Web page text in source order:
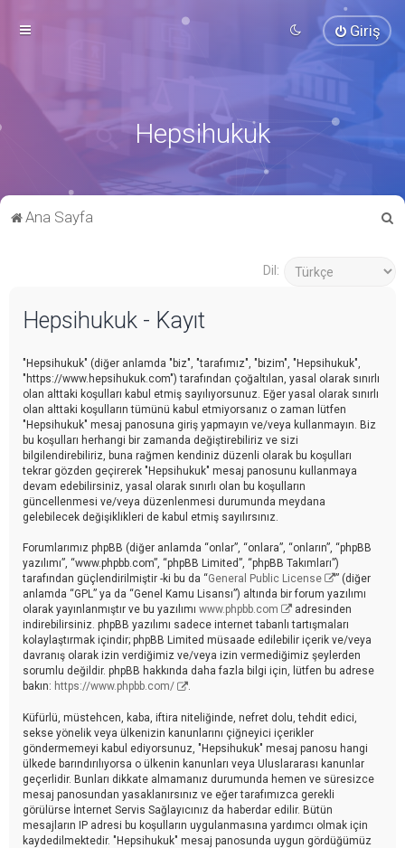
Giriş
Hepsihukuk
Ana Sayfa
Dil:
Hepsihukuk - Kayıt
"Hepsihukuk" (diğer anlamda "biz", "tarafımız", "bizim", "Hepsihukuk",
"https://www.hepsihukuk.com") tarafından çoğaltılan, yasal olarak sınırlı
olan alttaki koşulları kabul etmiş sayılıyorsunuz. Eğer yasal olarak sınırlı
olan alttaki koşulların tümünü kabul etmiyorsanız o zaman lütfen
"Hepsihukuk" mesaj panosuna giriş yapmayın ve/veya kullanmayın. Biz
bu koşulları herhangi bir zamanda değiştirebiliriz ve sizi
bilgilendirebiliriz, buna rağmen kendiniz düzenli olarak bu koşulları
tekrar gözden geçirerek "Hepsihukuk" mesaj panosunu kullanmaya
devam edebilirsiniz, yasal olarak sınırlı olan bu koşulların
güncellenmesi ve/veya düzenlenmesi durumunda meydana
gelebilecek değişiklikleri de kabul etmiş sayılırsınız.
Forumlarımız phpBB (diğer anlamda “onlar”, “onlara”, “onların”, “phpBB
yazılımı”, “www.phpbb.com”, “phpBB Limited”, “phpBB Takımları”)
tarafından güçlendirilmiştir -ki bu da “General Public License
” (diğer
anlamda “GPL” ya da “Genel Kamu Lisansı”) altında bir forum yazılımı
olarak yayınlanmıştır ve bu yazılımı www.phpbb.com
adresinden
indirebilirsiniz. phpBB yazılımı sadece internet tabanlı tartışmaları
kolaylaştırmak içindir; phpBB Limited müsaade edilebilir içerik ve/veya
davranış olarak izin verdiğimiz ve/veya izin vermediğimiz şeylerden
sorumlu değildir. phpBB hakkında daha fazla bilgi için, lütfen bu adrese
bakın: https://www.phpbb.com/ .
Küfürlü, müstehcen, kaba, iftira niteliğinde, nefret dolu, tehdit edici,
sekse yönelik veya ülkenizin kanunlarını çiğneyici içerikler
göndermemeyi kabul ediyorsunuz, "Hepsihukuk" mesaj panosu hangi
ülkede barındırılıyorsa o ülkenin kanunları veya Uluslararası kanunlar
geçerlidir. Bunları dikkate almamanız durumunda hemen ve süresizce
mesaj panosundan yasaklanırsınız ve eğer tarafımızca gerekli
görülürse İnternet Servis Sağlayıcınız da haberdar edilir. Bütün
mesajların IP adresi bu koşulların uygulanmasına yardımcı olmak için
kaydedilmektedir. "Hepsihukuk" mesaj panosunda uygun gördüğümüz